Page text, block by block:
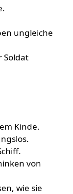
ungleiche
Soldat
Kinde.
von
wie sie